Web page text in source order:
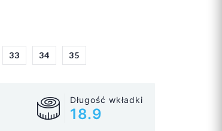
33 34 35
Długość wkładki
18.9